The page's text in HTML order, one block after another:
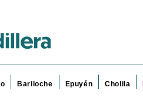
Bariloche Epuyén Cholila